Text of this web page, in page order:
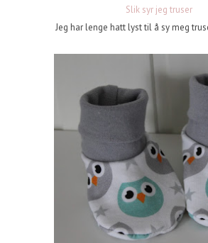
Slik syr jeg truser
Jeg har lenge hatt lyst til å sy meg